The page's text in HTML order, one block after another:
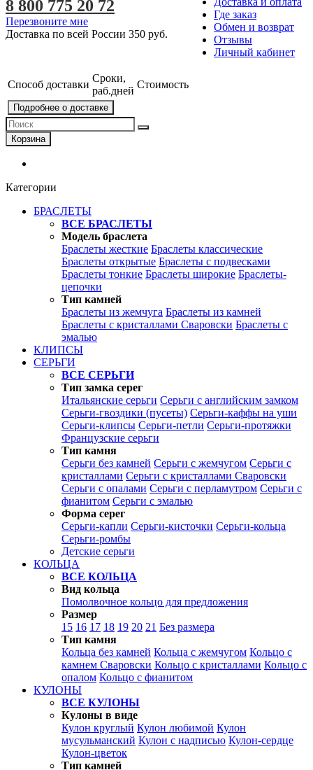
Где заказ
Обмен и возврат
Отзывы
Личный кабинет
8 800 775 20 72
Перезвоните мне
Доставка по всей России 350 руб.
Способ доставки
Сроки,
раб.дней
Стоимость
Подробнее о доставке
Корзина
Категории
БРАСЛЕТЫ
ВСЕ БРАСЛЕТЫ
Модель браслета
Браслеты жесткие Браслеты классические
Браслеты открытые Браслеты с подвесками
Браслеты тонкие Браслеты широкие Браслеты-
цепочки
Тип камней
Браслеты из жемчуга Браслеты из камней
Браслеты с кристаллами Сваровски Браслеты с
эмалью
КЛИПСЫ
СЕРЬГИ
ВСЕ СЕРЬГИ
Тип замка серег
Итальянские серьги Серьги с английским замком
Серьги-гвоздики (пусеты) Серьги-каффы на уши
Серьги-клипсы Серьги-петли Серьги-протяжки
Французские серьги
Тип камня
Серьги без камней Серьги с жемчугом Серьги с
кристаллами Серьги с кристаллами Сваровски
Серьги с опалами Серьги с перламутром Серьги с
фианитом Серьги с эмалью
Форма серег
Серьги-капли Серьги-кисточки Серьги-кольца
Серьги-ромбы
Детские серьги
КОЛЬЦА
ВСЕ КОЛЬЦА
Вид кольца
Помолвочное кольцо для предложения
Размер
15 16 17 18 19 20 21 Без размера
Тип камня
Кольца без камней Кольца с жемчугом Кольцо с
камнем Сваровски Кольцо с кристаллами Кольцо с
опалом Кольцо с фианитом
КУЛОНЫ
ВСЕ КУЛОНЫ
Кулоны в виде
Кулон круглый Кулон любимой Кулон
мусульманский Кулон с надписью Кулон-сердце
Кулон-цветок
Тип камней